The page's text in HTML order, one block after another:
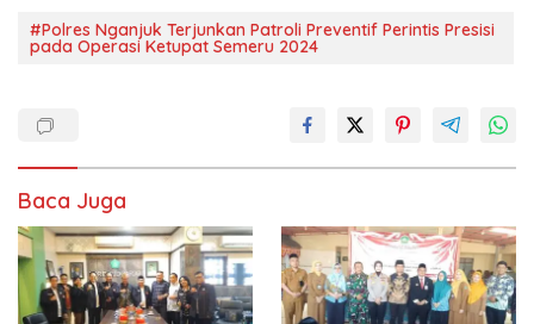
#Polres Nganjuk Terjunkan Patroli Preventif Perintis Presisi
pada Operasi Ketupat Semeru 2024
Baca Juga